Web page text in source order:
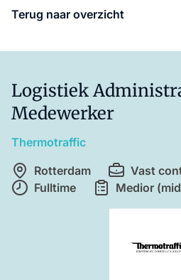
Terug naar overzicht
Logistiek
Medewerker
Thermotraffic
Rotterdam
Vast
Fulltime
Medior